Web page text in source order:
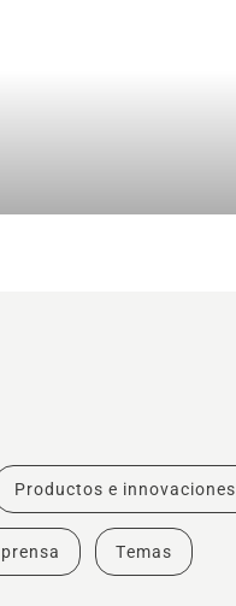
Productos e innovaciones
Temas